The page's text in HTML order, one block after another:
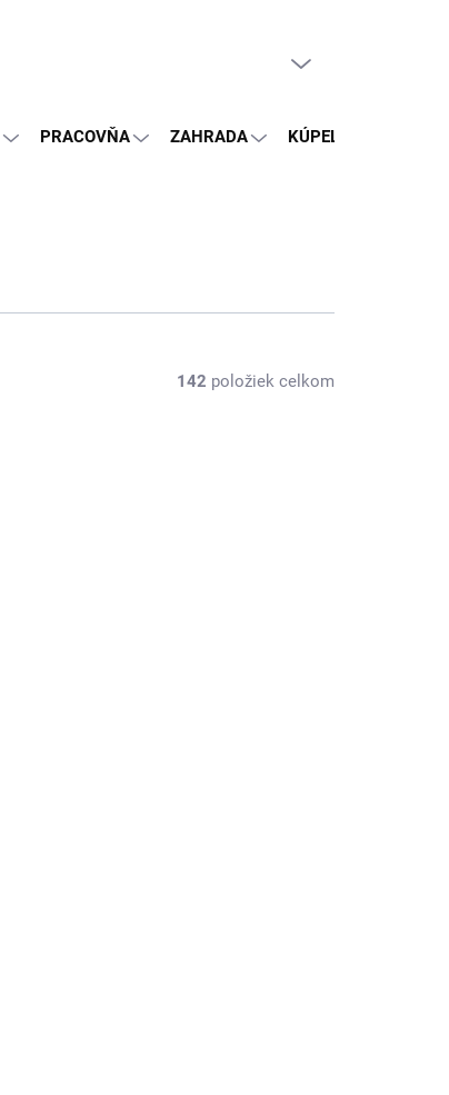
PRACOVŇA ZAHRADA KÚPEĽŇA
142 položiek celkom